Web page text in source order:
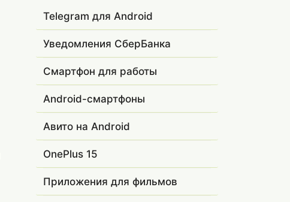
Telegram для Android
Уведомления СберБанка
Смартфон для работы
Android-смартфоны
Авито на Android
OnePlus 15
Приложения для фильмов